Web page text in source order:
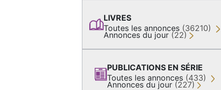
LIVRES
Toutes les annonces (36210)
Annonces du jour (22)
PUBLICATIONS EN SÉRIE
Toutes les annonces (433)
Annonces du jour (227)